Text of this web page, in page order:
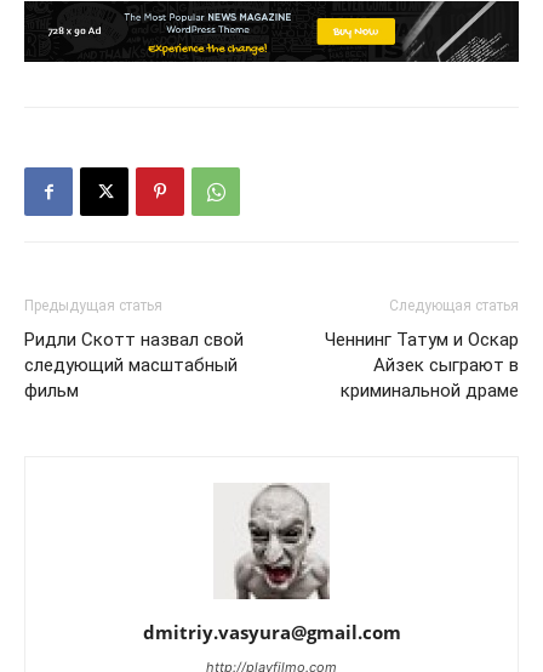
Предыдущая статья
Ридли Скотт назвал свой
следующий масштабный
фильм
Следующая статья
Ченнинг Татум и Оскар
Айзек сыграют в
криминальной драме
dmitriy.vasyura@gmail.com
http://playfilmo.com